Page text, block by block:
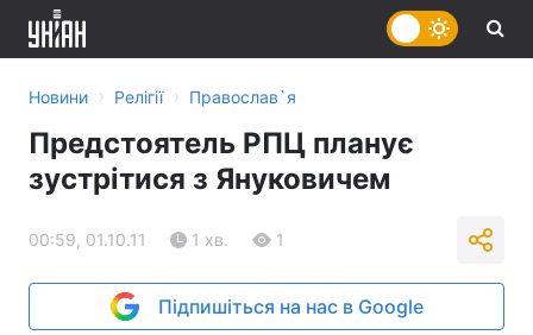
Новини › Релігії › Православ`я
Предстоятель РПЦ планує
зустрітися з Януковичем
00:59, 01.10.11 1 хв. 1
Підпишіться на нас в Google